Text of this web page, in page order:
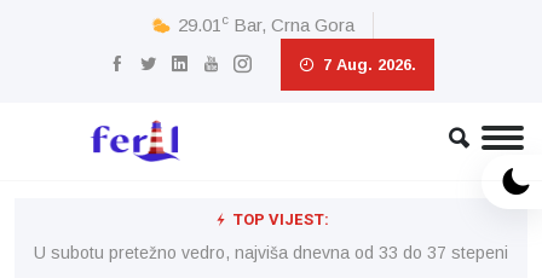
29.01 c Bar, Crna Gora
7 Aug. 2026.
TOP VIJEST:
U subotu pretežno vedro, najviša dnevna od 33 do 37 stepeni